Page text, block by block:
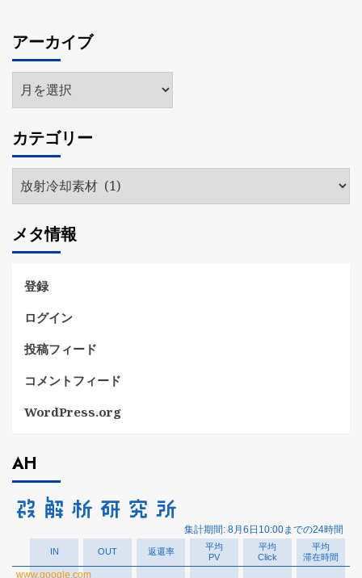
アーカイブ
ア
ー
イ
ブ
カテゴリー
カ
テ
リ
ー
メタ情報
登録
ログイン
投稿フィード
コメントフィード
WordPress.org
AH